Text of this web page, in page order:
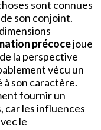
sont connues
son conjoint.
précocejoue
la perspective
vécu un
son caractère.
fournir un
car les influences
le